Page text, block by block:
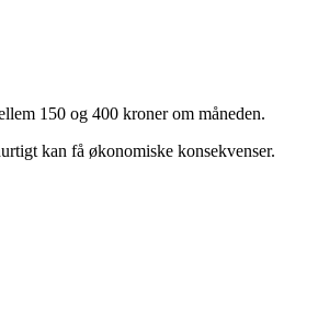
150 og 400 kroner om måneden.
kan få økonomiske konsekvenser.